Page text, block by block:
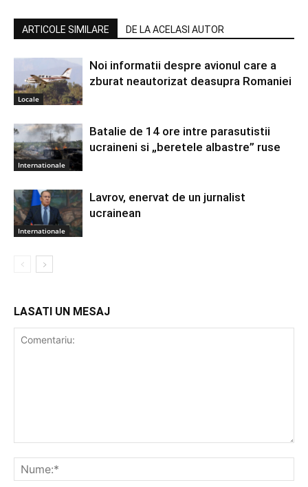
ARTICOLE SIMILARE DE LA ACELASI AUTOR
Locale
Noi informatii despre avionul care a
zburat neautorizat deasupra Romaniei
Internationale
Batalie de 14 ore intre parasutistii
ucraineni si „beretele albastre” ruse
Internationale
Lavrov, enervat de un jurnalist
ucrainean
LASATI UN MESAJ